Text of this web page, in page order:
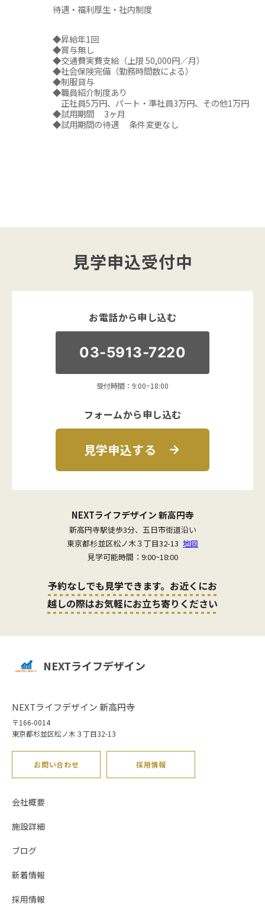
待遇・福利厚生・社内制度
◆昇給年1回
◆賞与無し
◆交通費実費支給（上限 50,000円／月）
◆社会保険完備（勤務時間数による）
◆制服貸与
◆職員紹介制度あり
正社員5万円、パート・準社員3万円、その他1万円
◆試用期間 3ヶ月
◆試用期間の待遇 条件変更なし
見学申込受付中
お電話から申し込む
03-5913-7220
受付時間：9:00~18:00
フォームから申し込む
見学申込する
NEXTライフデザイン 新高円寺
新高円寺駅徒歩3分、五日市街道沿い
東京都杉並区松ノ木３丁目32-13 地図
見学可能時間：9:00~18:00
予約なしでも見学できます。お近くにお
越しの際はお気軽にお立ち寄りください
NEXTライフデザイン
NEXTライフデザイン 新高円寺
〒166-0014
東京都杉並区松ノ木３丁目32-13
お問い合わせ 採用情報
会社概要
施設詳細
ブログ
新着情報
採用情報